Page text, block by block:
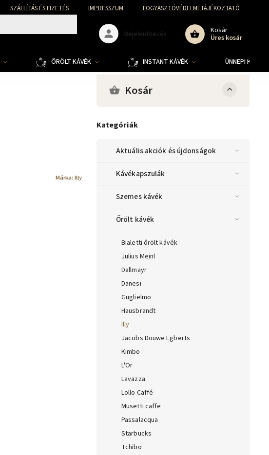
SZÁLLÍTÁS ÉS FIZETÉS IMPRESSZUM FOGYASZTÓVÉDELMI TÁJÉKOZTATÓ
Kosár
Üres kosár
Bejelentkezés
ŐRÖLT KÁVÉK INSTANT KÁVÉK ÜNNEPI
Kosár
Kategóriák
Aktuális akciók és újdonságok
Kávékapszulák
Szemes kávék
Őrölt kávék
Bialetti őrölt kávék
Julius Meinl
Dallmayr
Danesi
Guglielmo
Hausbrandt
Illy
Jacobs Douwe Egberts
Kimbo
L'Or
Lavazza
Lollo Caffé
Musetti caffe
Passalacqua
Starbucks
Tchibo
Márka: Illy